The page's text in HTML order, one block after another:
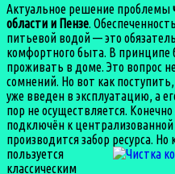
Актуальное решение проблемы
области и Пензе.
питьевой водой — это
комфортного быта. В принципе
проживать в доме. Это вопрос
сомнений. Но вот как
уже введен в эксплуатацию, а
пор не осуществляется.
подключён к централизованной
производится забор ресурса. Но
пользуется
классическим